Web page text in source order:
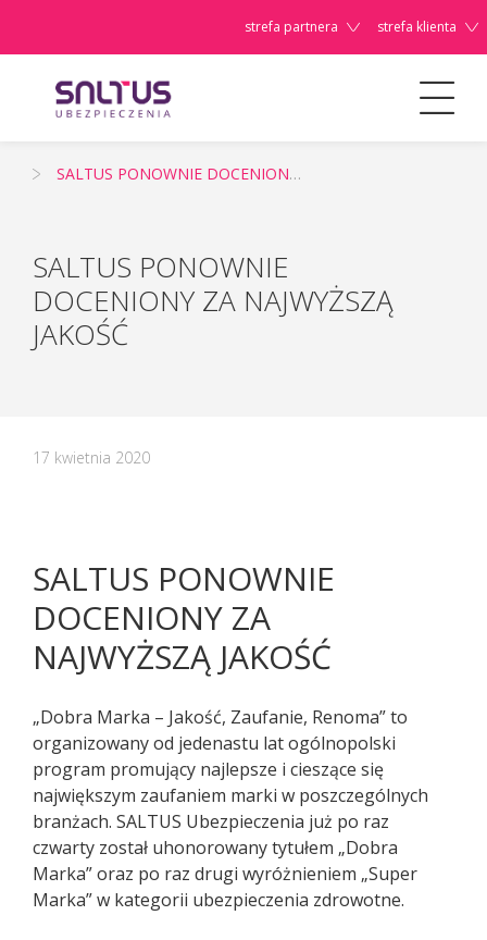
strefa partnera strefa klienta
Państwo,
Pacjenci z objawami infekcji lub
podejrzani o zakażenie
koronawirusem SARS CoV-2
SALTUS PONOWNIE DOCENIONY ZA NAJWYŻSZĄ JAKOŚĆ
SALTUS PONOWNIE
DOCENIONY ZA NAJWYŻSZĄ
JAKOŚĆ
17 kwietnia 2020
SALTUS PONOWNIE
DOCENIONY ZA
NAJWYŻSZĄ JAKOŚĆ
„Dobra Marka – Jakość, Zaufanie, Renoma” to
organizowany od jedenastu lat ogólnopolski
program promujący najlepsze i cieszące się
największym zaufaniem marki w poszczególnych
branżach. SALTUS Ubezpieczenia już po raz
czwarty został uhonorowany tytułem „Dobra
Marka” oraz po raz drugi wyróżnieniem „Super
Marka” w kategorii ubezpieczenia zdrowotne.